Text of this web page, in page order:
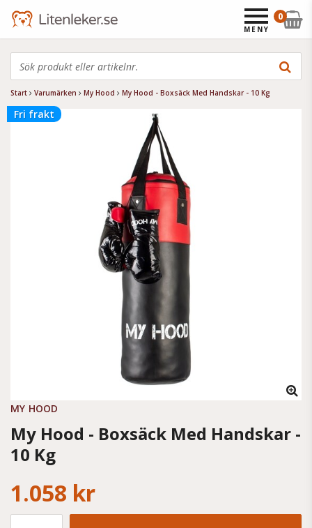
Start Varumärken My Hood My Hood - Boxsäck Med Handskar - 10 Kg
Fri frakt
MY HOOD
My Hood - Boxsäck Med Handskar -
10 Kg
1.058 kr
0
MENY